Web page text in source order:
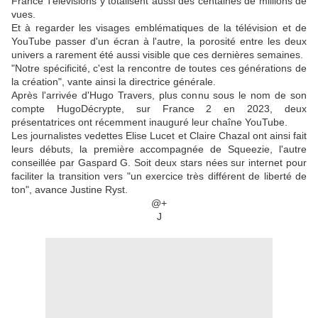
vues.
Et à regarder les visages emblématiques de la télévision et de
YouTube passer d'un écran à l'autre, la porosité entre les deux
univers a rarement été aussi visible que ces dernières semaines.
"Notre spécificité, c'est la rencontre de toutes ces générations de
la création", vante ainsi la directrice générale.
Après l'arrivée d'Hugo Travers, plus connu sous le nom de son
compte HugoDécrypte, sur France 2 en 2023, deux
présentatrices ont récemment inauguré leur chaîne YouTube.
Les journalistes vedettes Elise Lucet et Claire Chazal ont ainsi fait
leurs débuts, la première accompagnée de Squeezie, l'autre
conseillée par Gaspard G. Soit deux stars nées sur internet pour
faciliter la transition vers "un exercice très différent de liberté de
ton", avance Justine Ryst.
@+
J